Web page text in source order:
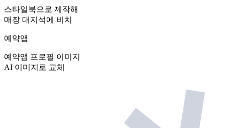
스타일북으로 제작해
매장 대지석에 비치
예약앱
예약앱 프로필 이미지
AI 이미지로 교체